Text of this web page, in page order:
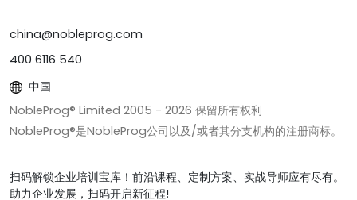
china@nobleprog.com
400 6116 540
中国
NobleProg® Limited 2005 - 2026 保留所有权利
NobleProg®是NobleProg公司以及/或者其分支机构的注册商标。
扫码解锁企业培训宝库！前沿课程、定制方案、实战导师应有尽有。
助力企业发展，扫码开启新征程!